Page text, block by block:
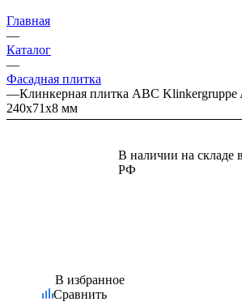
Главная
—
Каталог
—
Фасадная плитка
—Клинкерная плитка ABC Klinkergruppe
240х71х8 мм
В наличии на складе в
РФ
В избранное
Сравнить